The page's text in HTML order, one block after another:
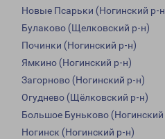
Новые Псарьки (Ногинский р-
Булаково (Щелковский р-н)
Починки (Ногинский р-н)
Ямкино (Ногинский р-н)
Загорново (Ногинский р-н)
Огуднево (Щёлковский р-н)
Большое Буньково (Ногинский
Ногинск (Ногинский р-н)